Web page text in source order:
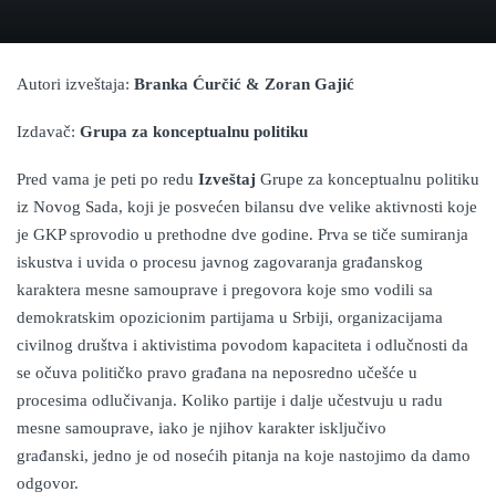
Autori izveštaja: Branka Ćurčić & Zoran Gajić
Izdavač: Grupa za konceptualnu politiku
Pred vama je peti po redu Izveštaj Grupe za konceptualnu politiku
iz Novog Sada, koji je posvećen bilansu dve velike aktivnosti koje
je GKP sprovodio u prethodne dve godine. Prva se tiče sumiranja
iskustva i uvida o procesu javnog zagovaranja građanskog
karaktera mesne samouprave i pregovora koje smo vodili sa
demokratskim opozicionim partijama u Srbiji, organizacijama
civilnog društva i aktivistima povodom kapaciteta i odlučnosti da
se očuva političko pravo građana na neposredno učešće u
procesima odlučivanja. Koliko partije i dalje učestvuju u radu
mesne samouprave, iako je njihov karakter isključivo
građanski, jedno je od nosećih pitanja na koje nastojimo da damo
odgovor.